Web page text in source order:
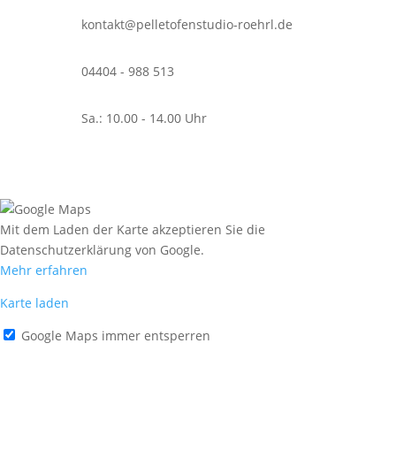
kontakt@pelletofenstudio-roehrl.de
04404 - 988 513
Sa.: 10.00 - 14.00 Uhr
Mit dem Laden der Karte akzeptieren Sie die
Datenschutzerklärung von Google.
Mehr erfahren
Karte laden
Google Maps immer entsperren